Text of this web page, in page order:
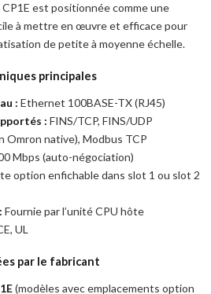
CP1E est positionnée comme une
à mettre en œuvre et efficace pour
de petite à moyenne échelle.
principales
: Ethernet 100BASE-TX (RJ45)
: FINS/TCP, FINS/UDP
Omron native), Modbus TCP
Mbps (auto-négociation)
option enfichable dans slot 1 ou slot 2
Fournie par l’unité CPU hôte
UL
par le fabricant
(modèles avec emplacements option